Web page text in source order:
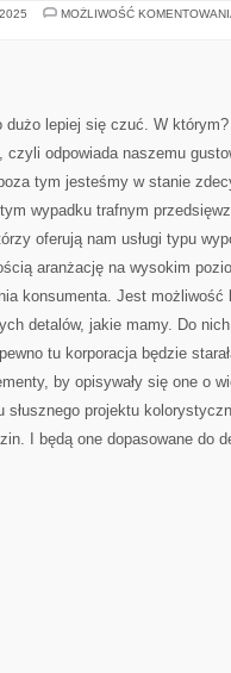
MOŻLIWOŚĆ
lepiej się czuć. W którym?
czyli odpowiada naszemu
tym jesteśmy w stanie
wypadku trafnym
oferują nam usługi typu
aranżację na wysokim
konsumenta. Jest możliwość
detalów, jakie mamy. Do
tu korporacja będzie
by opisywały się one o
projektu
I będą one dopasowane do